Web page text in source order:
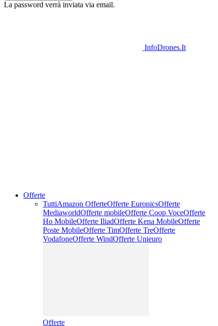
La password verrà inviata via email.
InfoDrones.It
Offerte
TuttiAmazon OfferteOfferte EuronicsOfferte
MediaworldOfferte mobileOfferte Coop VoceOfferte
Ho MobileOfferte IliadOfferte Kena MobileOfferte
Poste MobileOfferte TimOfferte TreOfferte
VodafoneOfferte WindOfferte Unieuro
Offerte